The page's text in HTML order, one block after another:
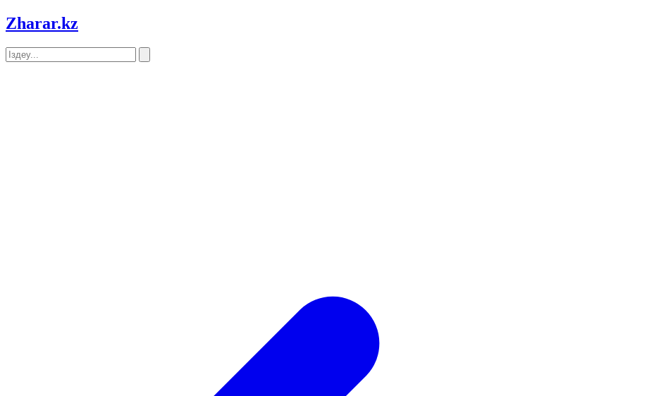
Zharar.kz